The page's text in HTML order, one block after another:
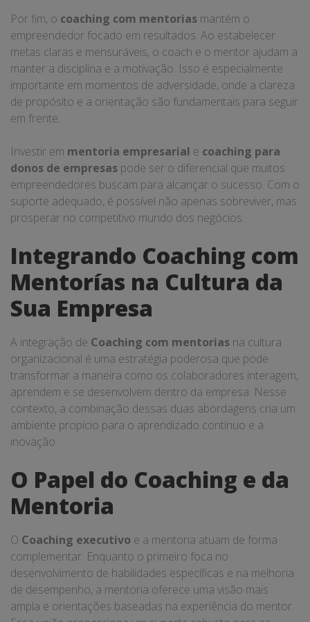
Por fim, o coaching com mentorias mantém o
empreendedor focado em resultados. Ao estabelecer
metas claras e mensuráveis, o coach e o mentor ajudam a
manter a disciplina e a motivação. Isso é especialmente
importante em momentos de adversidade, onde a clareza
de propósito e a orientação são fundamentais para seguir
em frente.
Investir em mentoria empresarial e coaching para
donos de empresas pode ser o diferencial que muitos
empreendedores buscam para alcançar o sucesso. Com o
suporte adequado, é possível não apenas sobreviver, mas
prosperar no competitivo mundo dos negócios.
Integrando Coaching com
Mentorías na Cultura da
Sua Empresa
A integração de Coaching com mentorias na cultura
organizacional é uma estratégia poderosa que pode
transformar a maneira como os colaboradores interagem,
aprendem e se desenvolvem dentro da empresa. Nesse
contexto, a combinação dessas duas abordagens cria um
ambiente propício para o aprendizado contínuo e a
inovação.
O Papel do Coaching e da
Mentoria
O Coaching executivo e a mentoria atuam de forma
complementar. Enquanto o primeiro foca no
desenvolvimento de habilidades específicas e na melhoria
de desempenho, a mentoria oferece uma visão mais
ampla e orientações baseadas na experiência do mentor.